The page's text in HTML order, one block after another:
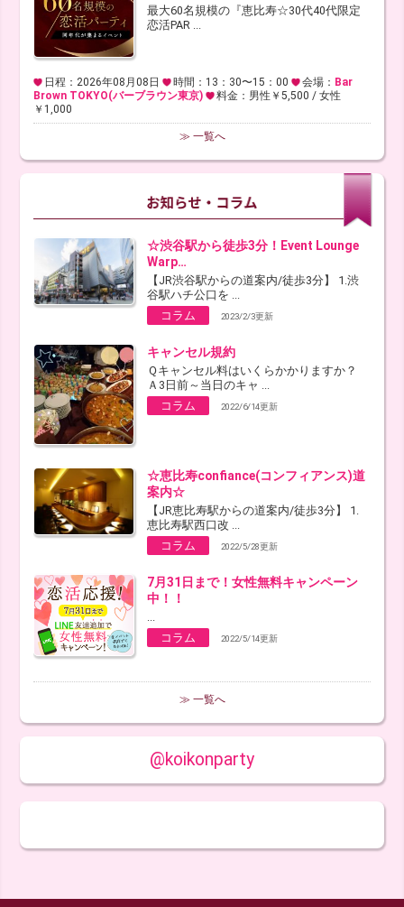
最大60名規模の『恵比寿☆30代40代限定
恋活PAR ...
日程：2026年08月08日 時間：13：30〜15：00 会場： Bar
Brown TOKYO(バーブラウン東京)
料金：男性￥5,500 / 女性
￥1,000
≫ 一覧へ
☆渋谷駅から徒歩3分！Event Lounge
Warp…
【JR渋谷駅からの道案内/徒歩3分】 1.渋
谷駅ハチ公口を ...
コラム
2023/2/3更新
キャンセル規約
Ｑキャンセル料はいくらかかりますか？
Ａ3日前～当日のキャ ...
コラム
2022/6/14更新
☆恵比寿confiance(コンフィアンス)道
案内☆
【JR恵比寿駅からの道案内/徒歩3分】 1.
恵比寿駅西口改 ...
コラム
2022/5/28更新
7月31日まで！女性無料キャンペーン
中！！
...
コラム
2022/5/14更新
≫ 一覧へ
@koikonparty